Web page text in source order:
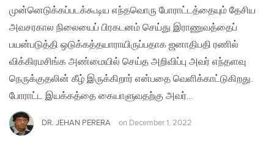
முன்னெடுக்கப்படக்கூடிய எந்தவொரு போராட்டத்தையும் தேசிய
அவசரகால நிலையைப் பிரகடனம் செய்து இராணுவத்தைப்
பயன்படுத்தி ஒடுக்கத்தயாராயிருப்பதாக ஜனாதிபதி ரணில்
விக்கிரமசிங்க அண்மையில் செய்த அறிவிப்பு அவர் எந்தளவு
நெருக்குதலின் கீழ் இருக்கிறார் என்பதை வெளிக்காட்டுகிறது.
போராட்ட இயக்கத்தை கையாளுவதற்கு அவர்…
DR. JEHAN PERERA on December 1, 2022